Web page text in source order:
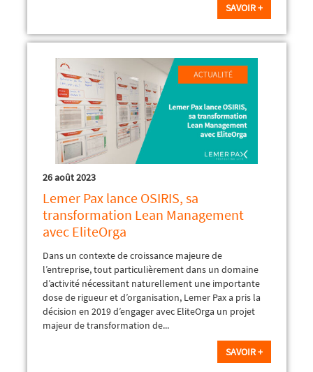
SAVOIR +
26 août 2023
Lemer Pax lance OSIRIS, sa
transformation Lean Management
avec EliteOrga
Dans un contexte de croissance majeure de
l’entreprise, tout particulièrement dans un domaine
d’activité nécessitant naturellement une importante
dose de rigueur et d’organisation, Lemer Pax a pris la
décision en 2019 d’engager avec EliteOrga un projet
majeur de transformation de...
SAVOIR +